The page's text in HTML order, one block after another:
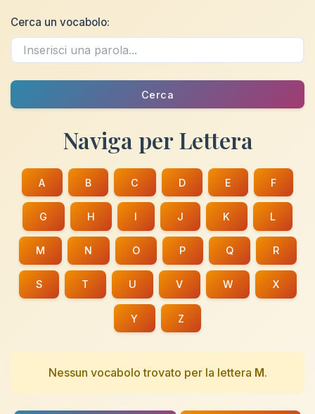
Cerca un vocabolo:
Cerca
Naviga per Lettera
A B C D E F
G H I J K L
M N O P Q R
S T U V W X
Y Z
Nessun vocabolo trovato per la lettera M.